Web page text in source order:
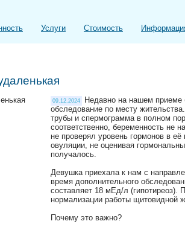
Услуги Стоимость
09.12.2024
Недавно на нашем приеме
обследование по месту
трубы и спермограмма в полном
соответственно, беременность не
не проверял уровень гормонов в
овуляции, не оценивая
получалось.
Девушка приехала к нам с
время дополнительного
составляет 18 мЕд/л
нормализации работы щитовидной
Почему это важно?